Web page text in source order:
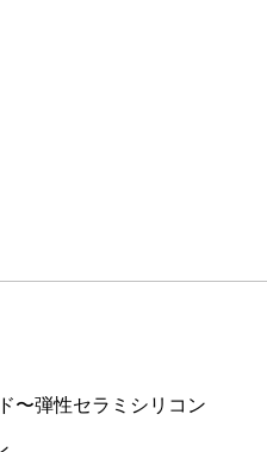
〜弾性セラミシリコン